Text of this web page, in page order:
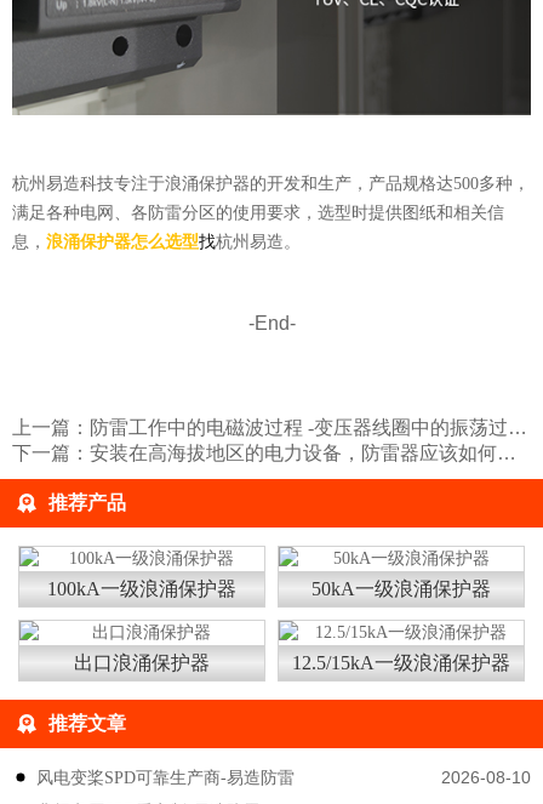
杭州易造科技专注于浪涌保护器的开发和生产，产品规格达500多种，
满足各种电网、各防雷分区的使用要求，选型时提供图纸和相关信
息， 浪涌保护器怎么选型找杭州易造。
-End-
上一篇： 防雷工作中的电磁波过程 -变压器线圈中的振荡过程-点击查看【易造防雷】
下一篇： 安装在高海拔地区的电力设备，防雷器应该如何选择？易造防雷
推荐产品
100kA一级浪涌保护器 50kA一级浪涌保护器
出口浪涌保护器 12.5/15kA一级浪涌保护器
推荐文章
2026-08-10
风电变桨SPD可靠生产商-易造防雷